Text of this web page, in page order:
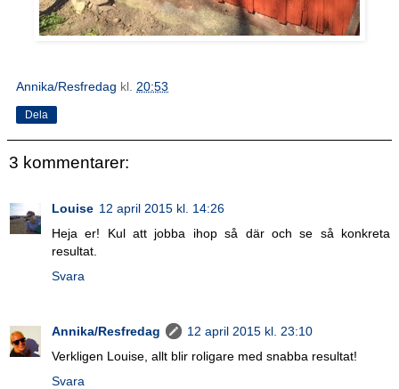
Annika/Resfredag kl. 20:53
Dela
3 kommentarer:
Louise 12 april 2015 kl. 14:26
Heja er! Kul att jobba ihop så där och se så konkreta
resultat.
Svara
Annika/Resfredag
12 april 2015 kl. 23:10
Verkligen Louise, allt blir roligare med snabba resultat!
Svara